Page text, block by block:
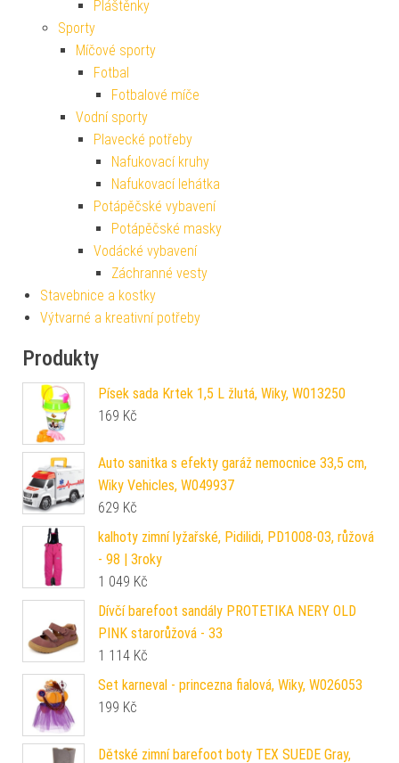
Pláštěnky
Sporty
Míčové sporty
Fotbal
Fotbalové míče
Vodní sporty
Plavecké potřeby
Nafukovací kruhy
Nafukovací lehátka
Potápěčské vybavení
Potápěčské masky
Vodácké vybavení
Záchranné vesty
Stavebnice a kostky
Výtvarné a kreativní potřeby
Produkty
Písek sada Krtek 1,5 L žlutá, Wiky, W013250
169 Kč
Auto sanitka s efekty garáž nemocnice 33,5 cm,
Wiky Vehicles, W049937
629 Kč
kalhoty zimní lyžařské, Pidilidi, PD1008-03, růžová
- 98 | 3roky
1 049 Kč
Dívčí barefoot sandály PROTETIKA NERY OLD
PINK starorůžová - 33
1 114 Kč
Set karneval - princezna fialová, Wiky, W026053
199 Kč
Dětské zimní barefoot boty TEX SUEDE Gray,